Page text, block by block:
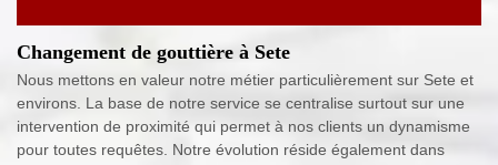
Changement de gouttière à Sete
Nous mettons en valeur notre métier particulièrement sur Sete et
environs. La base de notre service se centralise surtout sur une
intervention de proximité qui permet à nos clients un dynamisme
pour toutes requêtes. Notre évolution réside également dans